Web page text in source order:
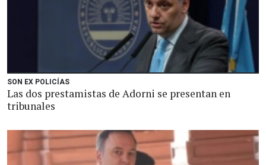
SON EX POLICÍAS
Las dos prestamistas de Adorni se presentan en
tribunales